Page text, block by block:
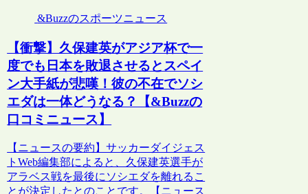
&Buzzのスポーツニュース
【衝撃】久保建英がアジア杯で一
度でも日本を敗退させるとスペイ
ン大手紙が悲嘆！彼の不在でソシ
エダは一体どうなる？【&Buzzの
口コミニュース】
【ニュースの要約】サッカーダイジェス
トWeb編集部によると、久保建英選手が
アラベス戦を最後にソシエダを離れるこ
とが決定したとのことです。【ニュース